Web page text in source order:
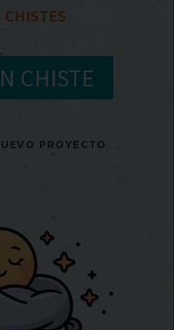
  CHISTES
CHISTE
PROYECTO